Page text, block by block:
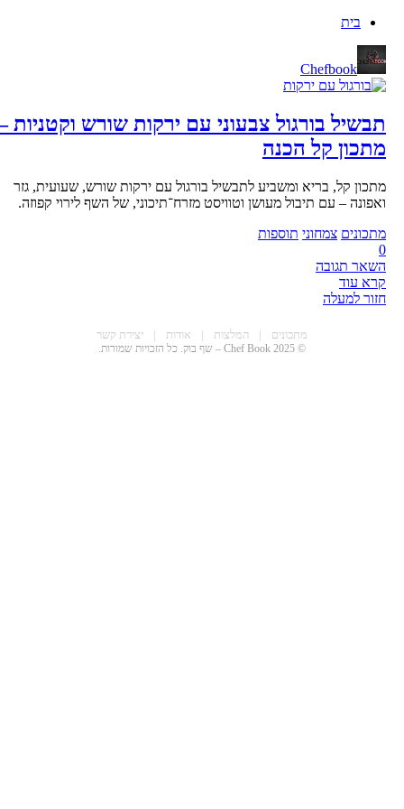
בית
Chefbook
תבשיל בורגול צבעוני עם ירקות שורש וקטניות –
מתכון קל הכנה
מתכון קל, בריא ומשביע לתבשיל בורגול עם ירקות שורש, שעועית, גזר
ואפונה – עם תיבול מעושן וטוויסט מזרח־תיכוני, של השף לירוי קפוזה.
מתכונים צמחוני תוספות
השאר תגובה
קרא עוד
חזור למעלה
מתכונים | המלצות | אודות | יצירת קשר